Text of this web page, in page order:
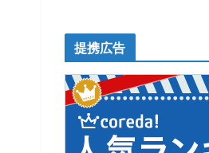
提携広告